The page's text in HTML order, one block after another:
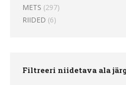
METS (297)
RIIDED (6)
Filtreeri niidetava ala